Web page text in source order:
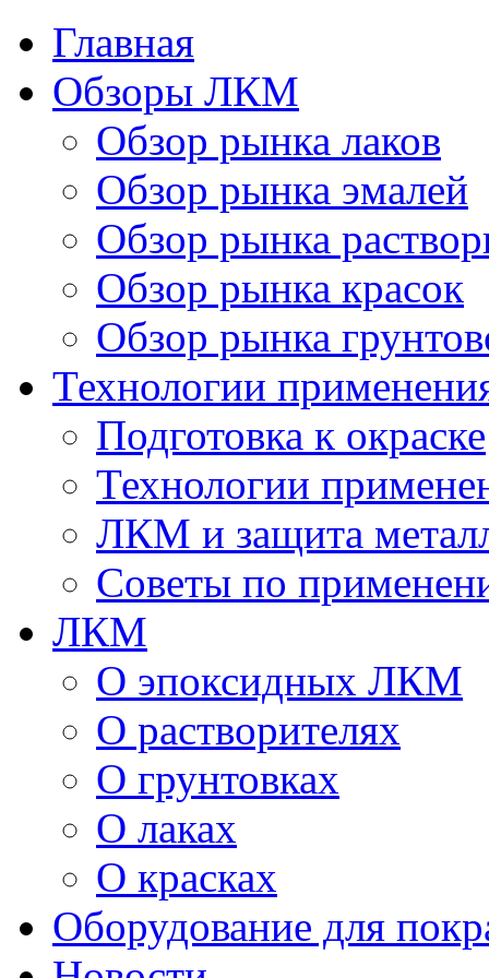
Главная
Обзоры ЛКМ
Обзор рынка лаков
Обзор рынка эмалей
Обзор рынка
Обзор рынка красок
Обзор рынка
Технологии
Подготовка к окраске
Технологии
ЛКМ и защита
Советы по
ЛКМ
О эпоксидных ЛКМ
О растворителях
О грунтовках
О лаках
О красках
Оборудование для